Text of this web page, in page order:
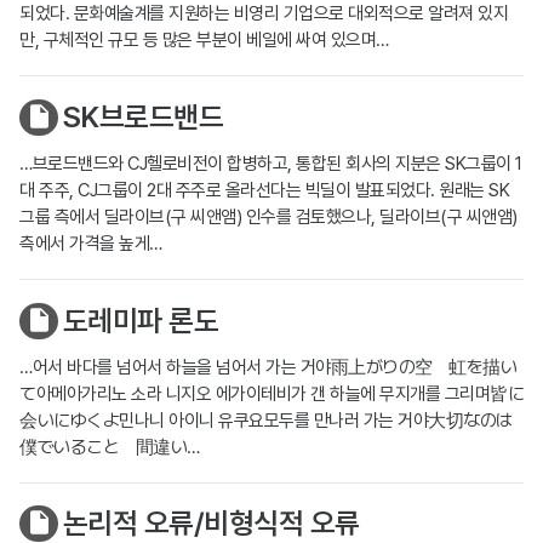
되었다. 문화예술계를 지원하는 비영리 기업으로 대외적으로 알려져 있지
만, 구체적인 규모 등 많은 부분이 베일에 싸여 있으며…
SK브로드밴드
…브로드밴드와 CJ헬로비전이 합병하고, 통합된 회사의 지분은 SK그룹이 1
대 주주, CJ그룹이 2대 주주로 올라선다는 빅딜이 발표되었다. 원래는 SK
그룹 측에서 딜라이브(구 씨앤앰) 인수를 검토했으나, 딜라이브(구 씨앤앰)
측에서 가격을 높게…
도레미파 론도
…어서 바다를 넘어서 하늘을 넘어서 가는 거야雨上がりの空 虹を描い
て아메아가리노 소라 니지오 에가이테비가 갠 하늘에 무지개를 그리며皆に
会いにゆくよ민나니 아이니 유쿠요모두를 만나러 가는 거야大切なのは
僕でいること 間違い…
논리적 오류/비형식적 오류